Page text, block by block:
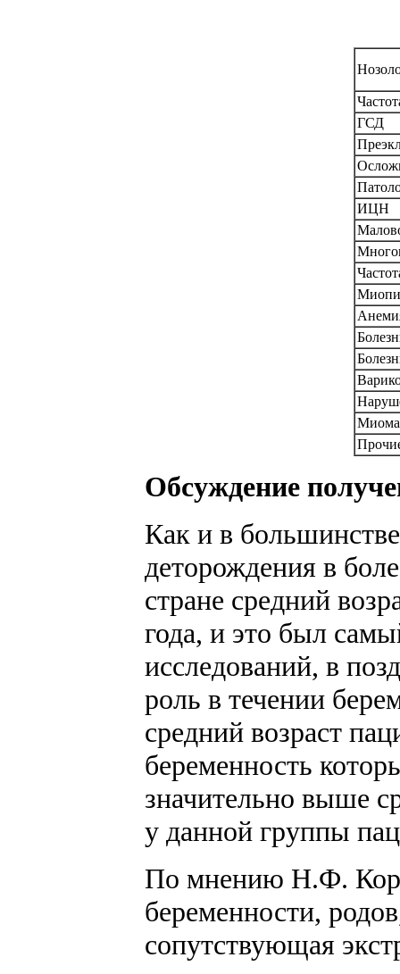
ГСД
ИЦН
Миома
Обсуждение
Как и в
деторождения в
стране средний
года, и это был
исследований, в
роль в течении
средний возраст
беременность
значительно выше
у данной группы
По мнению Н.Ф.
беременности,
сопутствующая